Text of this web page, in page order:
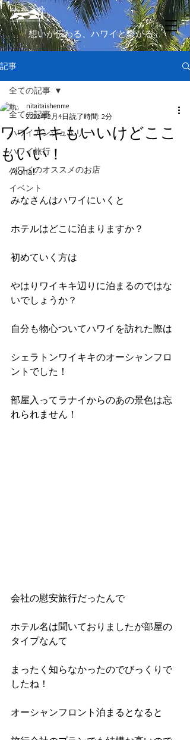
​「想いが伝わる、ハワイと繋がる」
記事
全ての記事
ハワイアンジュエリー
ハワイ旅行
ハワイのオススメのお店
イベント
全ての記事
ワイキキもいいけどここ
もいい！
nitaitaishenme
2022年2月4日 読了時間: 2分
Aloha!
みなさんはハワイにいくと
ホテルはどこに泊まりますか？
初めていく方は
やはりワイキキ辺りに泊まるのではな
いでしょうか？
自分も物心ついてハワイを訪れた際は
シェラトンワイキキのオーシャンフロ
ントでした！
部屋入ってラナイからのあの景色は忘
れられません！
会社の慰安旅行だったんで
ホテル名は聞いておりましたが部屋の
タイプなんて
まったく知らなかったのでびっくりで
したね！
オーシャンフロント泊まるとなると